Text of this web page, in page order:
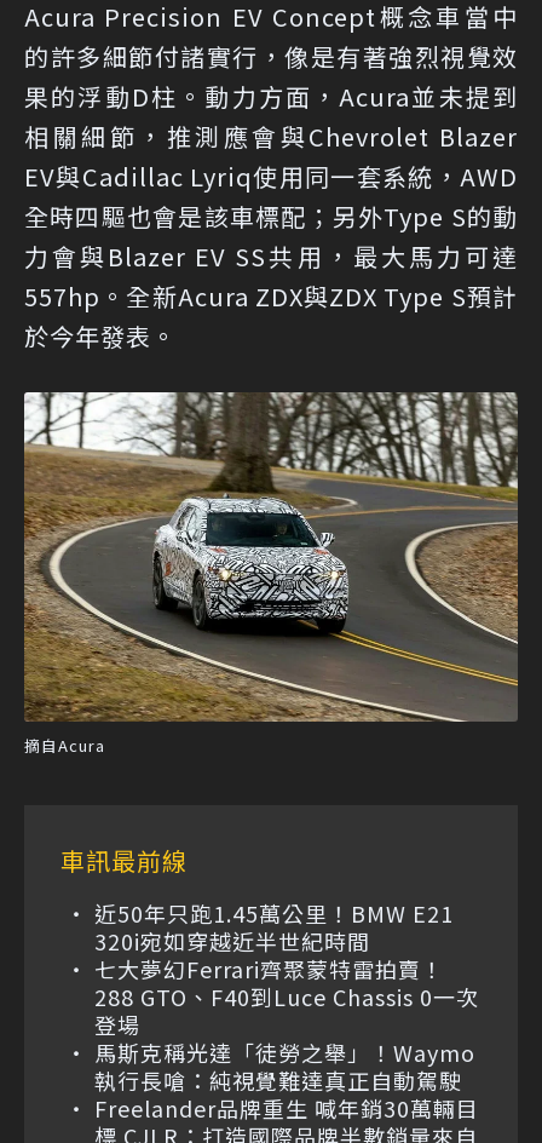
Acura Precision EV Concept概念車當中
的許多細節付諸實行，像是有著強烈視覺效
果的浮動D柱。動力方面，Acura並未提到
相關細節，推測應會與Chevrolet Blazer
EV與Cadillac Lyriq使用同一套系統，AWD
全時四驅也會是該車標配；另外Type S的動
力會與Blazer EV SS共用，最大馬力可達
557hp。全新Acura ZDX與ZDX Type S預計
於今年發表。
摘自Acura
車訊最前線
近50年只跑1.45萬公里！BMW E21
320i宛如穿越近半世紀時間
七大夢幻Ferrari齊聚蒙特雷拍賣！
288 GTO、F40到Luce Chassis 0一次
登場
馬斯克稱光達「徒勞之舉」！Waymo
執行長嗆：純視覺難達真正自動駕駛
Freelander品牌重生 喊年銷30萬輛目
標 CJLR：打造國際品牌半數銷量來自